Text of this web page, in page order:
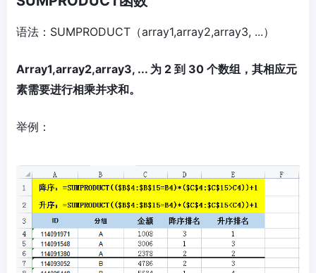
语法：SUMPRODUCT（array1,array2,array3, ...）
Array1,array2,array3, ... 为 2 到 30 个数组，其相应元
素需要进行相乘并求和。
举例：